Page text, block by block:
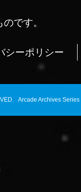
です。
シーポリシー
Arcade Archives